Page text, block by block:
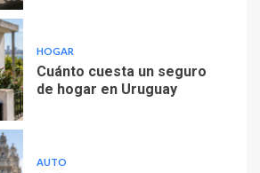
HOGAR
Cuánto cuesta un seguro
de hogar en Uruguay
AUTO